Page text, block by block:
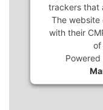
trackers that
The website
with their
of
Powered